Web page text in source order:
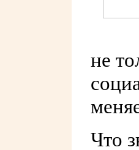
не
Что